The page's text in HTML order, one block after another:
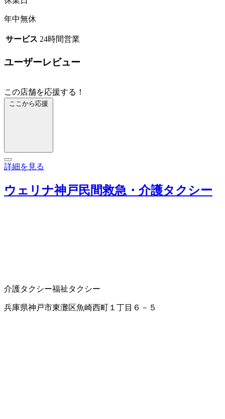
年中無休
サービス 24時間営業
ユーザーレビュー
この店舗を応援する！
ここから応援
詳細を見る
ウェリナ神戸民間救急・介護タクシー
介護タクシー福祉タクシー
兵庫県神戸市東灘区魚崎西町１丁目６－５